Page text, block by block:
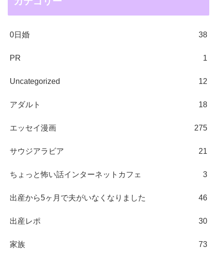
0日婚 38
PR 1
Uncategorized 12
アダルト 18
エッセイ漫画 275
サウジアラビア 21
ちょっと怖い話インターネットカフェ 3
出産から5ヶ月で夫がいなくなりました 46
出産レポ 30
家族 73